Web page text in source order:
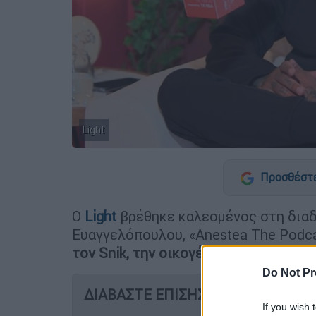
Do Not
If you wish
Light
Ο Light βρέθηκε καλεσμένος στη
Ευαγγελόπουλου, «Anestea The
τον Snik, την οικογένειά του, αλλά
ΔΙΑΒΑΣΤΕ ΕΠΙΣΗΣ